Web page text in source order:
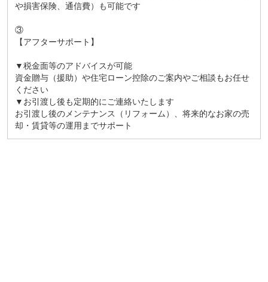
や損害保険、通信費）も可能です
③
【アフターサポート】
▼税金面等のアドバイスが可能
資金贈与（援助）や住宅ローン控除のご案内やご相談もお任せ
ください
▼お引渡し後も定期的にご連絡いたします
お引渡し後のメンテナンス（リフォーム）、将来的なお家の売
却・賃貸等の運用までサポート